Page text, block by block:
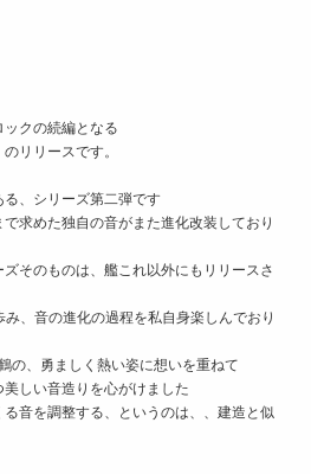
クの続編となる
リリースです。
、シリーズ第二弾です
求めた独自の音がまた進化改装しており
そのものは、艦これ以外にもリリースさ
、音の進化の過程を私自身楽しんでおり
の、勇ましく熱い姿に想いを重ねて
しい音造りを心がけました
音を調整する、というのは、、建造と似